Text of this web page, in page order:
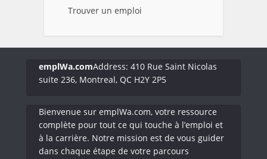
Trouver un emploi
emplWa.comAddress: 410 Rue Saint Nicolas
suite 236, Montreal, QC H2Y 2P5
Bienvenue sur emplWa.com, votre ressource
complète pour tout ce qui touche à l’emploi et
à la carrière. Notre mission est de vous guider
dans chaque étape de votre parcours